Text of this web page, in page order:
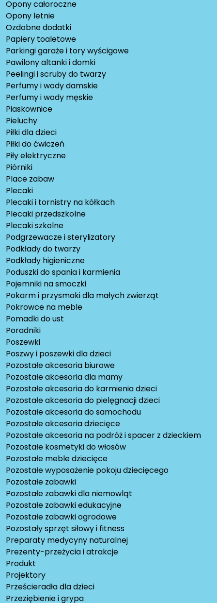
Opony całoroczne
Opony letnie
Ozdobne dodatki
Papiery toaletowe
Parkingi garaże i tory wyścigowe
Pawilony altanki i domki
Peelingi i scruby do twarzy
Perfumy i wody damskie
Perfumy i wody męskie
Piaskownice
Pieluchy
Piłki dla dzieci
Piłki do ćwiczeń
Piły elektryczne
Piórniki
Place zabaw
Plecaki
Plecaki i tornistry na kółkach
Plecaki przedszkolne
Plecaki szkolne
Podgrzewacze i sterylizatory
Podkłady do twarzy
Podkłady higieniczne
Poduszki do spania i karmienia
Pojemniki na smoczki
Pokarm i przysmaki dla małych zwierząt
Pokrowce na meble
Pomadki do ust
Poradniki
Poszewki
Poszwy i poszewki dla dzieci
Pozostałe akcesoria biurowe
Pozostałe akcesoria dla mamy
Pozostałe akcesoria do karmienia dzieci
Pozostałe akcesoria do pielęgnacji dzieci
Pozostałe akcesoria do samochodu
Pozostałe akcesoria dziecięce
Pozostałe akcesoria na podróż i spacer z dzieckiem
Pozostałe kosmetyki do włosów
Pozostałe meble dziecięce
Pozostałe wyposażenie pokoju dziecięcego
Pozostałe zabawki
Pozostałe zabawki dla niemowląt
Pozostałe zabawki edukacyjne
Pozostałe zabawki ogrodowe
Pozostały sprzęt siłowy i fitness
Preparaty medycyny naturalnej
Prezenty-przeżycia i atrakcje
Produkt
Projektory
Prześcieradła dla dzieci
Przeziębienie i grypa